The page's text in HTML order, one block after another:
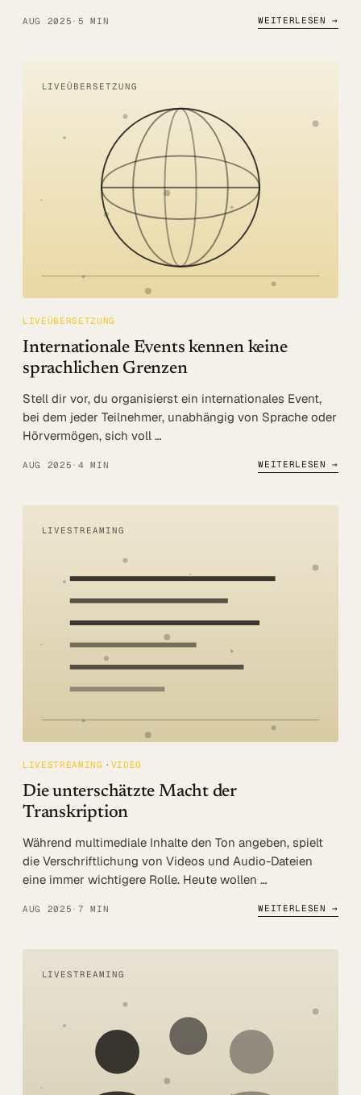
AUG 2025 · 5 MIN WEITERLESEN →
LIVEÜBERSETZUNG
LIVEÜBERSETZUNG
Internationale Events kennen keine
sprachlichen Grenzen
Stell dir vor, du organisierst ein internationales Event,
bei dem jeder Teilnehmer, unabhängig von Sprache oder
Hörvermögen, sich voll …
AUG 2025 · 4 MIN WEITERLESEN →
LIVESTREAMING
LIVESTREAMING VIDEO
Die unterschätzte Macht der
Transkription
Während multimediale Inhalte den Ton angeben, spielt
die Verschriftlichung von Videos und Audio-Dateien
eine immer wichtigere Rolle. Heute wollen …
AUG 2025 · 7 MIN WEITERLESEN →
LIVESTREAMING